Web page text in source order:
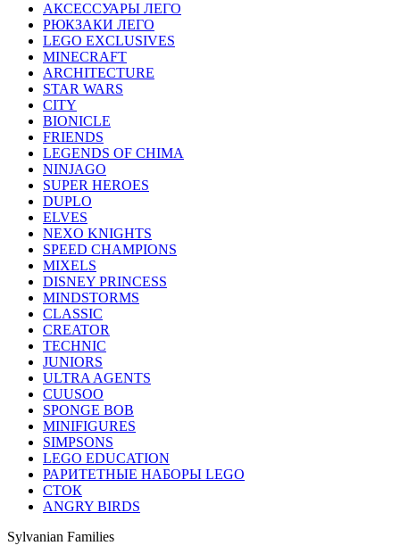
АКСЕССУАРЫ ЛЕГО
РЮКЗАКИ ЛЕГО
LEGO EXCLUSIVES
MINECRAFT
ARCHITECTURE
STAR WARS
CITY
BIONICLE
FRIENDS
LEGENDS OF CHIMA
NINJAGO
SUPER HEROES
DUPLO
ELVES
NEXO KNIGHTS
SPEED CHAMPIONS
MIXELS
DISNEY PRINCESS
MINDSTORMS
CLASSIC
CREATOR
TECHNIC
JUNIORS
ULTRA AGENTS
CUUSOO
SPONGE BOB
MINIFIGURES
SIMPSONS
LEGO EDUCATION
РАРИТЕТНЫЕ НАБОРЫ LEGO
СТОК
ANGRY BIRDS
Sylvanian Families